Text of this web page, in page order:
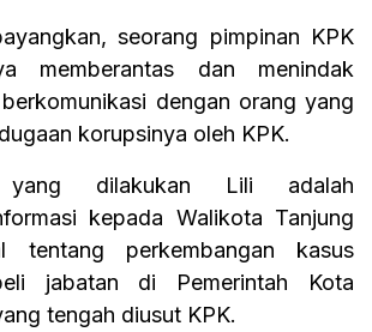
seorang pimpinan KPK
memberantas dan menindak
dengan orang yang
korupsinya oleh KPK.
yang dilakukan Lili adalah
kepada Walikota Tanjung
tentang perkembangan kasus
jabatan di Pemerintah Kota
tengah diusut KPK.